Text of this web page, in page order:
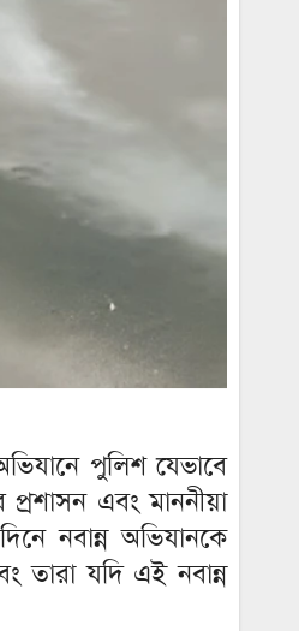
পুলিশ যেভাবে
এবং মাননীয়া
নবান্ন অভিযানকে
তারা যদি এই নবান্ন